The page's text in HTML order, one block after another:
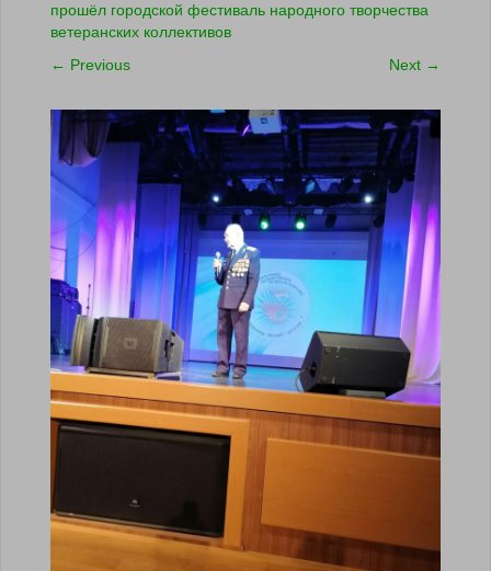
прошёл городской фестиваль народного творчества
ветеранских коллективов
← Previous Next →